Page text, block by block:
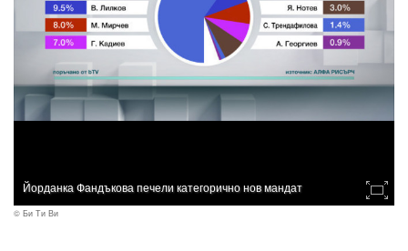
Йорданка Фандъкова печели категорично нов мандат
© Би Ти Ви